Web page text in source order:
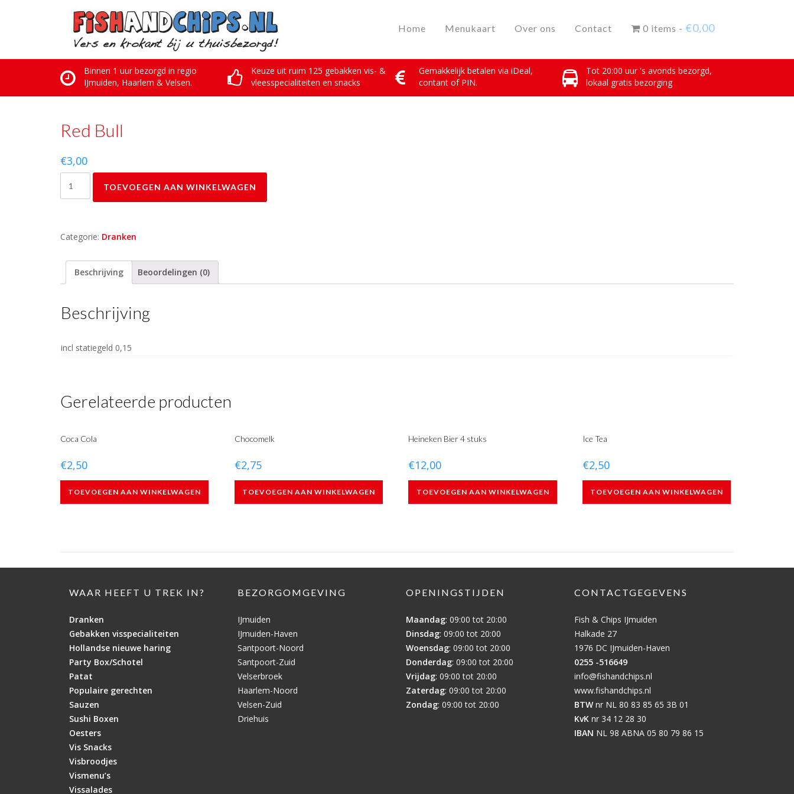
Home Menukaart Over ons Contact 0 items - €0,00
Binnen 1 uur bezorgd in regio
IJmuiden, Haarlem & Velsen.
Keuze uit ruim 125 gebakken vis- &
vleesspecialiteiten en snacks
Gemakkelijk betalen via iDeal,
contant of PIN.
Tot 20:00 uur 's avonds bezorgd,
lokaal gratis bezorging
Red Bull
€3,00
Bull
TOEVOEGEN AAN WINKELWAGEN
Categorie: Dranken
Beschrijving Beoordelingen (0)
Beschrijving
incl statiegeld 0,15
Gerelateerde producten
Coca Cola
€2,50
TOEVOEGEN AAN WINKELWAGEN
Chocomelk
€2,75
TOEVOEGEN AAN WINKELWAGEN
Heineken Bier 4 stuks
€12,00
TOEVOEGEN AAN WINKELWAGEN
Ice Tea
€2,50
TOEVOEGEN AAN WINKELWAGEN
WAAR HEEFT U TREK IN?
Dranken
Gebakken visspecialiteiten
Hollandse nieuwe haring
Party Box/Schotel
Patat
Populaire gerechten
Sauzen
Sushi Boxen
Oesters
Vis Snacks
Visbroodjes
Vismenu’s
Vissalades
BEZORGOMGEVING
IJmuiden
IJmuiden-Haven
Santpoort-Noord
Santpoort-Zuid
Velserbroek
Haarlem-Noord
Velsen-Zuid
Driehuis
OPENINGSTIJDEN
Maandag: 09:00 tot 20:00
Dinsdag: 09:00 tot 20:00
Woensdag: 09:00 tot 20:00
Donderdag: 09:00 tot 20:00
Vrijdag: 09:00 tot 20:00
Zaterdag: 09:00 tot 20:00
Zondag: 09:00 tot 20:00
CONTACTGEGEVENS
Fish & Chips IJmuiden
Halkade 27
1976 DC IJmuiden-Haven
0255 -516649
info@fishandchips.nl
www.fishandchips.nl
BTW nr NL 80 83 85 65 3B 01
KvK nr 34 12 28 30
IBAN NL 98 ABNA 05 80 79 86 15